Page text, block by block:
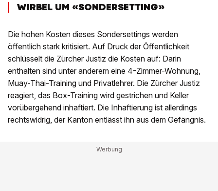
WIRBEL UM «SONDERSETTING»
Die hohen Kosten dieses Sondersettings werden
öffentlich stark kritisiert. Auf Druck der Öffentlichkeit
schlüsselt die Zürcher Justiz die Kosten auf: Darin
enthalten sind unter anderem eine 4-Zimmer-Wohnung,
Muay-Thai-Training und Privatlehrer. Die Zürcher Justiz
reagiert, das Box-Training wird gestrichen und Keller
vorübergehend inhaftiert. Die Inhaftierung ist allerdings
rechtswidrig, der Kanton entlässt ihn aus dem Gefängnis.